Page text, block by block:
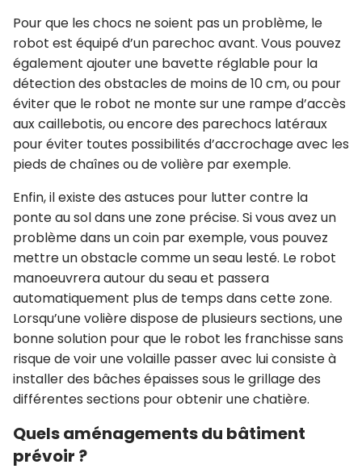
Pour que les chocs ne soient pas un problème, le
robot est équipé d’un parechoc avant. Vous pouvez
également ajouter une bavette réglable pour la
détection des obstacles de moins de 10 cm, ou pour
éviter que le robot ne monte sur une rampe d’accès
aux caillebotis, ou encore des parechocs latéraux
pour éviter toutes possibilités d’accrochage avec les
pieds de chaînes ou de volière par exemple.
Enfin, il existe des astuces pour lutter contre la
ponte au sol dans une zone précise. Si vous avez un
problème dans un coin par exemple, vous pouvez
mettre un obstacle comme un seau lesté. Le robot
manoeuvrera autour du seau et passera
automatiquement plus de temps dans cette zone.
Lorsqu’une volière dispose de plusieurs sections, une
bonne solution pour que le robot les franchisse sans
risque de voir une volaille passer avec lui consiste à
installer des bâches épaisses sous le grillage des
différentes sections pour obtenir une chatière.
Quels aménagements du bâtiment
prévoir ?